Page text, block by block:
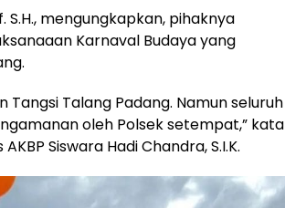
S.H., mengungkapkan, pihaknya
Karnaval Budaya yang
Talang Padang. Namun seluruh
oleh Polsek setempat,” kata
Siswara Hadi Chandra, S.I.K.